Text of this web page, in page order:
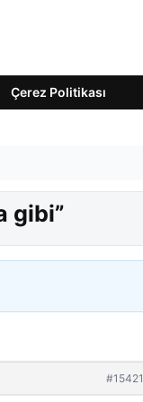
Çerez Politikası
gibi”
#15421